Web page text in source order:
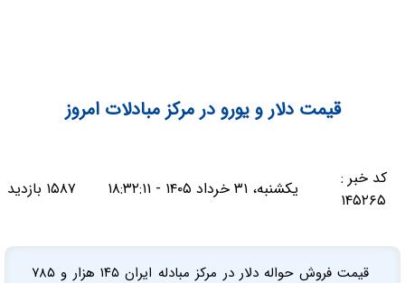
قیمت دلار و یورو در مرکز مبادلات امروز
کد خبر :
۱۴۵۲۶۵
یکشنبه، ۳۱ خرداد ۱۴۰۵ - ۱۸:۳۲:۱۱ ۱۵۸۷ بازدید
قیمت فروش حواله دلار در مرکز مبادله ایران ۱۴۵ هزار و ۷۸۵